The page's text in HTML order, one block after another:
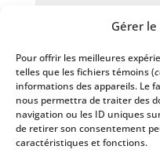
Gérer
Pour offrir les meilleures
telles que les fichiers témoins (
informations des appareils. Le
nous permettra de traiter des
navigation ou les ID uniques
de retirer son consentement
caractéristiques et fonctions.
Date à
36